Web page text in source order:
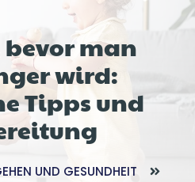
bevor man
wird:
Tipps und
UND GESUNDHEIT